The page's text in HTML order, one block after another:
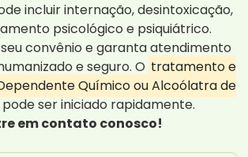
incluir internação, desintoxicação,
psicológico e psiquiátrico.
convênio e garanta atendimento
e seguro. O tratamento e
Químico ou Alcoólatra de
pode ser iniciado rapidamente.
em contato conosco!